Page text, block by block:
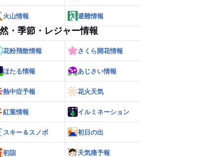
火山情報 避難情報
・季節・レジャー情報
花粉飛散情報 さくら開花情報
ほたる情報 あじさい情報
熱中症予報 花火天気
紅葉情報 イルミネーション
スキー＆スノボ 初日の出
初詣 天気痛予報